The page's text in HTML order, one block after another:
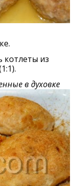
котлеты из
в духовке